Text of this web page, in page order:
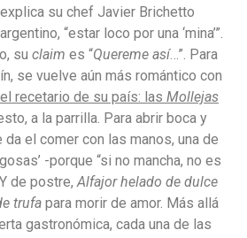
su chef Javier Brichetto
“estar loco por una ‘mina’”.
su claim es “Quereme así…”. Para
se vuelve aún más romántico con
recetario de su país: las Mollejas
a la parrilla. Para abrir boca y
da el comer con las manos, una de
-porque “si no mancha, no es
de postre,Alfajor helado de dulce
trufa para morir de amor. Más allá
gastronómica, cada una de las